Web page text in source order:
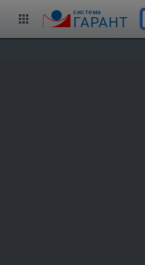
cистема
ГАРАНТ